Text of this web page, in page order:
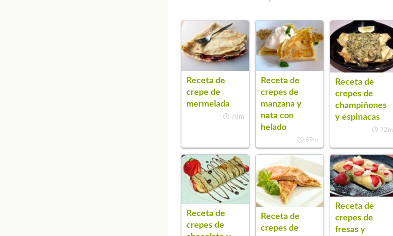
Receta de
crepe de
mermelada
78m
Receta de
crepes de
manzana y
nata con
helado
69m
Receta de
crepes de
champiñones
y espinacas
72m
Receta de
crepes de
Receta de
crepes de
Receta de
crepes de
fresas y